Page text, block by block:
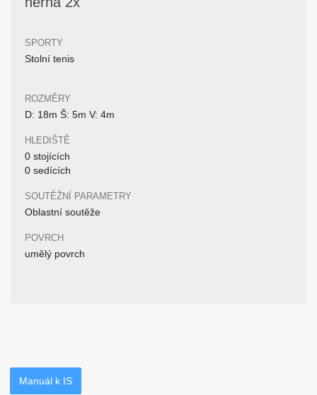
SPORTY
Stolní tenis
ROZMĚRY
D: 18m Š: 5m V: 4m
HLEDIŠTĚ
0 stojících
0 sedících
SOUTĚŽNÍ PARAMETRY
Oblastní soutěže
POVRCH
umělý povrch
Manuál k IS